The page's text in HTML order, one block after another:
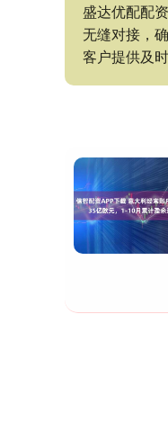
盛达优配配
无缝对接，
客户提供及